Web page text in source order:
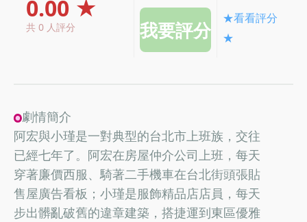
0.00 ★
共 0 人評分
★看看評分
★
劇情簡介
阿宏與小瑾是一對典型的台北市上班族，交往
已經七年了。阿宏在房屋仲介公司上班，每天
穿著廉價西服、騎著二手機車在台北街頭張貼
售屋廣告看板；小瑾是服飾精品店店員，每天
步出髒亂破舊的違章建築，搭捷運到東區優雅